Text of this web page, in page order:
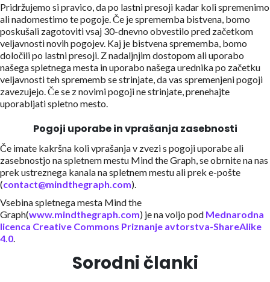
Pridržujemo si pravico, da po lastni presoji kadar koli spremenimo
ali nadomestimo te pogoje. Če je sprememba bistvena, bomo
poskušali zagotoviti vsaj 30-dnevno obvestilo pred začetkom
veljavnosti novih pogojev. Kaj je bistvena sprememba, bomo
določili po lastni presoji. Z nadaljnjim dostopom ali uporabo
našega spletnega mesta in uporabo našega urednika po začetku
veljavnosti teh sprememb se strinjate, da vas spremenjeni pogoji
zavezujejo. Če se z novimi pogoji ne strinjate, prenehajte
uporabljati spletno mesto.
Pogoji uporabe in vprašanja zasebnosti
Če imate kakršna koli vprašanja v zvezi s pogoji uporabe ali
zasebnostjo na spletnem mestu Mind the Graph, se obrnite na nas
prek ustreznega kanala na spletnem mestu ali prek e-pošte
(contact@mindthegraph.com).
Vsebina spletnega mesta Mind the
Graph(www.mindthegraph.com) je na voljo pod Mednarodna
licenca Creative Commons Priznanje avtorstva-ShareAlike
4.0
Sorodni članki